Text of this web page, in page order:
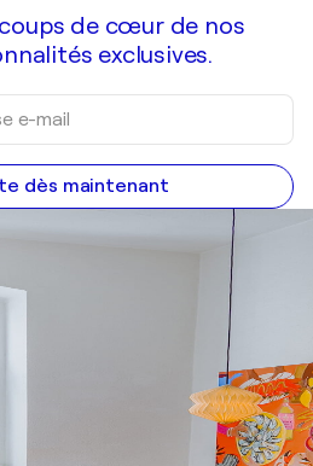
de cœur de nos
exclusives.
dès maintenant